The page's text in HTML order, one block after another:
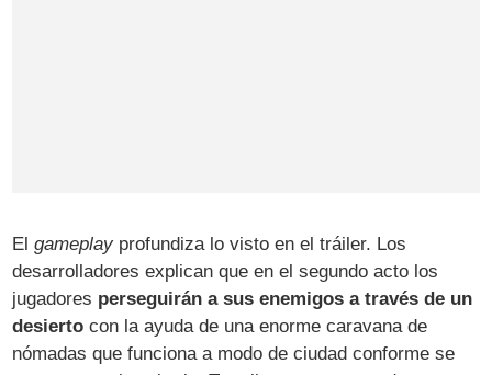
Elgameplay profundiza lo visto en el tráiler. Los
desarrolladores explican que en el segundo acto los
jugadores perseguirán a sus enemigos a través de un
desierto con la ayuda de una enorme caravana de
nómadas que funciona a modo de ciudad conforme se